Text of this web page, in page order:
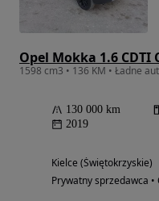
Opel Mokka 1.6 CDTI
130 000 km
2019
Kielce (Świętokrzyskie)
Prywatny sprzedawca